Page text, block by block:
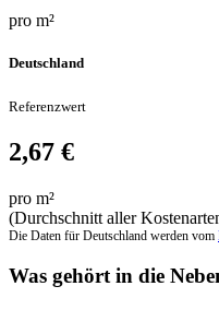
pro m²
Deutschland
Referenzwert
2,67 €
pro m²
(Durchschnitt aller
Die Daten für Deutschland werden vom
Was gehört in die